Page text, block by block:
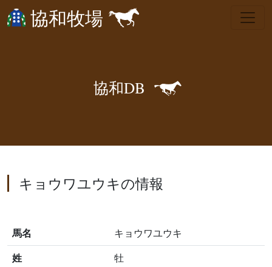
協和牧場
協和DB 🐎
キョウワユウキの情報
馬名
キョウワユウキ
姓
牡